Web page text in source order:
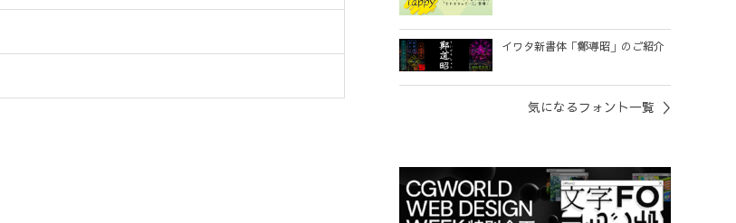
イワタ新書体「鄭導昭」のご紹介
気になるフォント一覧